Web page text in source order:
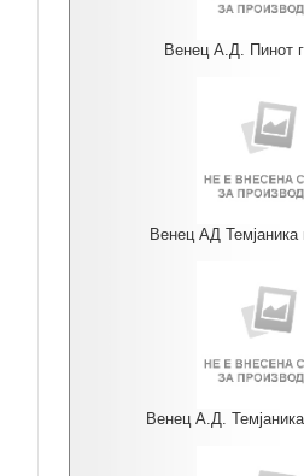
Венец А.Д. Пинот
Венец АД Темјаника
Венец А.Д.